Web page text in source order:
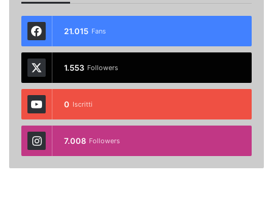
21.015 Fans
1.553 Followers
0 Iscritti
7.008 Followers